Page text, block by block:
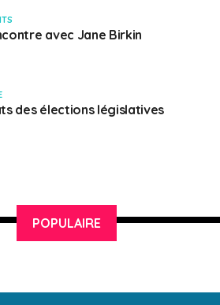
avec Jane Birkin
des élections législatives
POPULAIRE